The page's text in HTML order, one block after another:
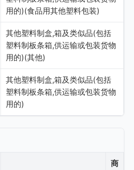
用的)(食品用其他塑料包装)
其他塑料制盒,箱及类似品(包括
塑料制板条箱,供运输或包装货物
用的)(其他)
其他塑料制盒,箱及类似品(包括
塑料制板条箱,供运输或包装货物
用的)
商